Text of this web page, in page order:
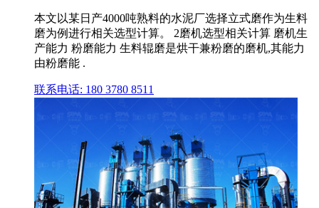
本文以某日产4000吨熟料的水泥厂选择立式磨作为生料
磨为例进行相关选型计算。 2磨机选型相关计算 磨机生
产能力 粉磨能力 生料辊磨是烘干兼粉磨的磨机,其能力
由粉磨能 .
联系电话: 180 3780 8511